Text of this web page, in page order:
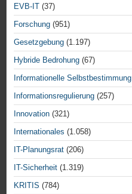
EVB-IT (37)
Forschung (951)
Gesetzgebung (1.197)
Hybride Bedrohung (67)
Informationelle Selbstbestimmung
Informationsregulierung (257)
Innovation (321)
Internationales (1.058)
IT-Planungsrat (206)
IT-Sicherheit (1.319)
KRITIS (784)